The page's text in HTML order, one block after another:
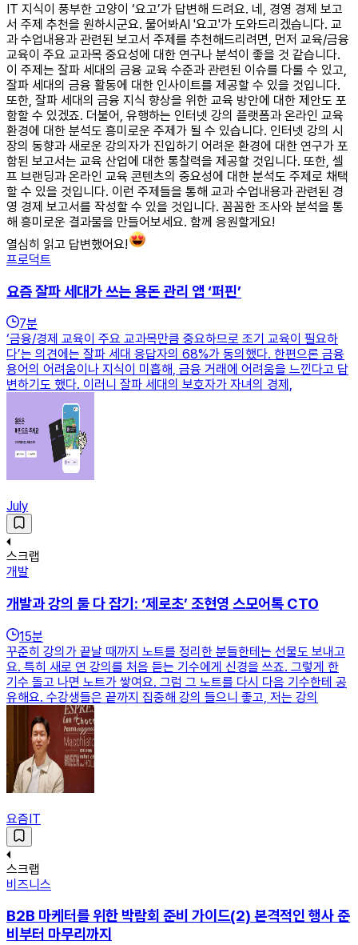
IT 지식이 풍부한 고양이 ‘요고’가 답변해 드려요. 네, 경영 경제 보고
서 주제 추천을 원하시군요. 물어봐AI '요고'가 도와드리겠습니다. 교
과 수업내용과 관련된 보고서 주제를 추천해드리려면, 먼저 교육/금융
교육이 주요 교과목 중요성에 대한 연구나 분석이 좋을 것 같습니다.
이 주제는 잘파 세대의 금융 교육 수준과 관련된 이슈를 다룰 수 있고,
잘파 세대의 금융 활동에 대한 인사이트를 제공할 수 있을 것입니다.
또한, 잘파 세대의 금융 지식 향상을 위한 교육 방안에 대한 제안도 포
함할 수 있겠죠. 더불어, 유행하는 인터넷 강의 플랫폼과 온라인 교육
환경에 대한 분석도 흥미로운 주제가 될 수 있습니다. 인터넷 강의 시
장의 동향과 새로운 강의자가 진입하기 어려운 환경에 대한 연구가 포
함된 보고서는 교육 산업에 대한 통찰력을 제공할 것입니다. 또한, 셀
프 브랜딩과 온라인 교육 콘텐츠의 중요성에 대한 분석도 주제로 채택
할 수 있을 것입니다. 이런 주제들을 통해 교과 수업내용과 관련된 경
영 경제 보고서를 작성할 수 있을 것입니다. 꼼꼼한 조사와 분석을 통
해 흥미로운 결과물을 만들어보세요. 함께 응원할게요!
열심히 읽고 답변했어요!
프로덕트
요즘 잘파 세대가 쓰는 용돈 관리 앱 ‘퍼핀’
7분
‘금융/경제 교육이 주요 교과목만큼 중요하므로 조기 교육이 필요하
다’는 의견에는 잘파 세대 응답자의 68%가 동의했다. 한편으론 금융
용어의 어려움이나 지식이 미흡해, 금융 거래에 어려움을 느낀다고 답
변하기도 했다. 이러니 잘파 세대의 보호자가 자녀의 경제,
July
스크랩
개발
개발과 강의 둘 다 잡기: ‘제로초’ 조현영 스모어톡 CTO
15분
꾸준히 강의가 끝날 때까지 노트를 정리한 분들한테는 선물도 보내고
요. 특히 새로 연 강의를 처음 듣는 기수에게 신경을 쓰죠. 그렇게 한
기수 돌고 나면 노트가 쌓여요. 그럼 그 노트를 다시 다음 기수한테 공
유해요. 수강생들은 끝까지 집중해 강의 들으니 좋고, 저는 강의
요즘IT
스크랩
비즈니스
B2B 마케터를 위한 박람회 준비 가이드(2) 본격적인 행사 준
비부터 마무리까지